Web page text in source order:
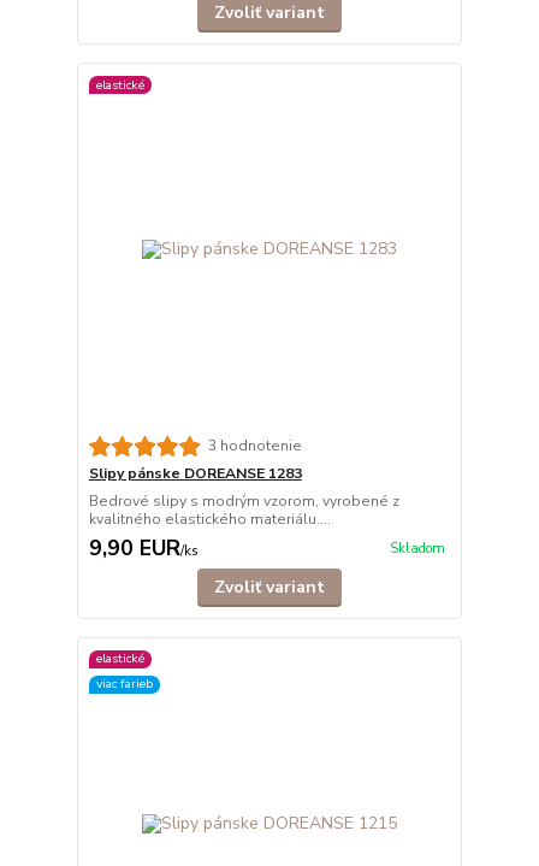
Zvoliť variant
elastické
3 hodnotenie
Slipy pánske DOREANSE 1283
Bedrové slipy s modrým vzorom, vyrobené z
kvalitného elastického materiálu....
9,90 EUR/ks Skladom
Zvoliť variant
elastické
viac farieb